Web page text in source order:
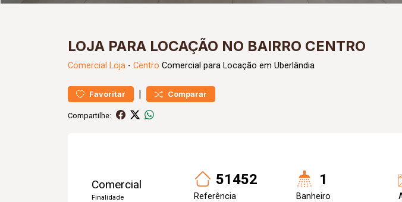
LOJA PARA LOCAÇÃO NO BAIRRO CENTRO
Comercial Loja - Centro Comercial para Locação em Uberlândia
Favoritar | Comparar
Compartilhe:
Comercial
Finalidade
51452
Referência
1
Banheiro